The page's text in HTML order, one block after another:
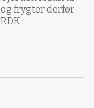
frygter derfor